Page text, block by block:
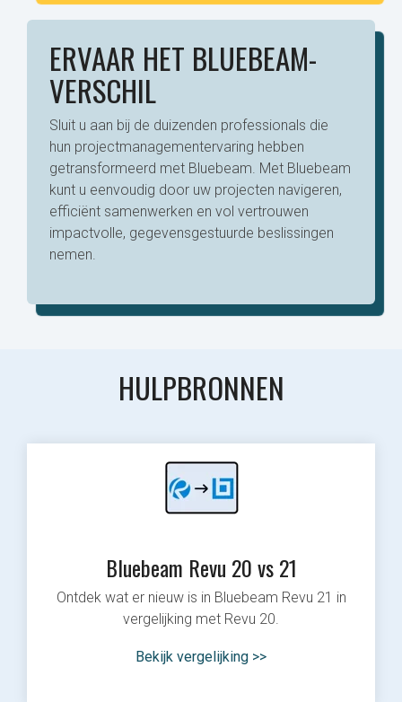
ERVAAR HET BLUEBEAM-
VERSCHIL
Sluit u aan bij de duizenden professionals die
hun projectmanagementervaring hebben
getransformeerd met Bluebeam. Met Bluebeam
kunt u eenvoudig door uw projecten navigeren,
efficiënt samenwerken en vol vertrouwen
impactvolle, gegevensgestuurde beslissingen
nemen.
HULPBRONNEN
Bluebeam Revu 20 vs 21
Ontdek wat er nieuw is in Bluebeam Revu 21 in
vergelijking met Revu 20.
Bekijk vergelijking >>